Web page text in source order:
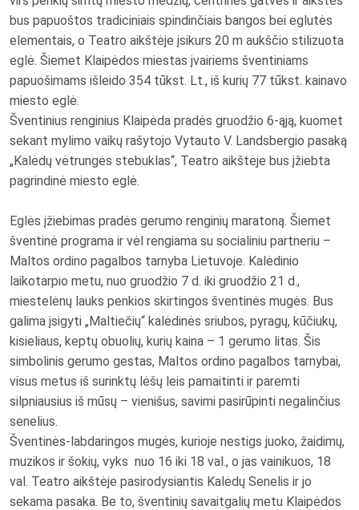
bus papuoštos tradiciniais spindinčiais bangos bei eglutės
elementais, o Teatro aikštėje įsikurs 20 m aukščio stilizuota
eglė. Šiemet Klaipėdos miestas įvairiems šventiniams
papuošimams išleido 354 tūkst. Lt., iš kurių 77 tūkst. kainavo
miesto eglė.
Šventinius renginius Klaipėda pradės gruodžio 6-ąją, kuomet
sekant mylimo vaikų rašytojo Vytauto V. Landsbergio pasaką
„Kalėdų vėtrungės stebuklas“, Teatro aikštėje bus įžiebta
pagrindinė miesto eglė.
Eglės įžiebimas pradės gerumo renginių maratoną. Šiemet
šventinė programa ir vėl rengiama su socialiniu partneriu –
Maltos ordino pagalbos tarnyba Lietuvoje. Kalėdinio
laikotarpio metu, nuo gruodžio 7 d. iki gruodžio 21 d.,
miestelėnų lauks penkios skirtingos šventinės mugės. Bus
galima įsigyti „Maltiečių“ kalėdinės sriubos, pyragų, kūčiukų,
kisieliaus, keptų obuolių, kurių kaina – 1 gerumo litas. Šis
simbolinis gerumo gestas, Maltos ordino pagalbos tarnybai,
visus metus iš surinktų lėšų leis pamaitinti ir paremti
silpniausius iš mūsų – vienišus, savimi pasirūpinti negalinčius
senelius.
Šventinės-labdaringos mugės, kurioje nestigs juoko, žaidimų,
muzikos ir šokių, vyks nuo 16 iki 18 val., o jas vainikuos, 18
val. Teatro aikštėje pasirodysiantis Kalėdų Senelis ir jo
sekama pasaka. Be to, šventinių savaitgalių metu Klaipėdos